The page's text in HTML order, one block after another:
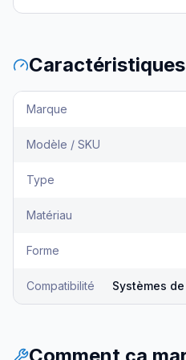
Caractéristiques
Marque
Modèle / SKU
Type
Matériau
Forme
Compatibilité Systèmes